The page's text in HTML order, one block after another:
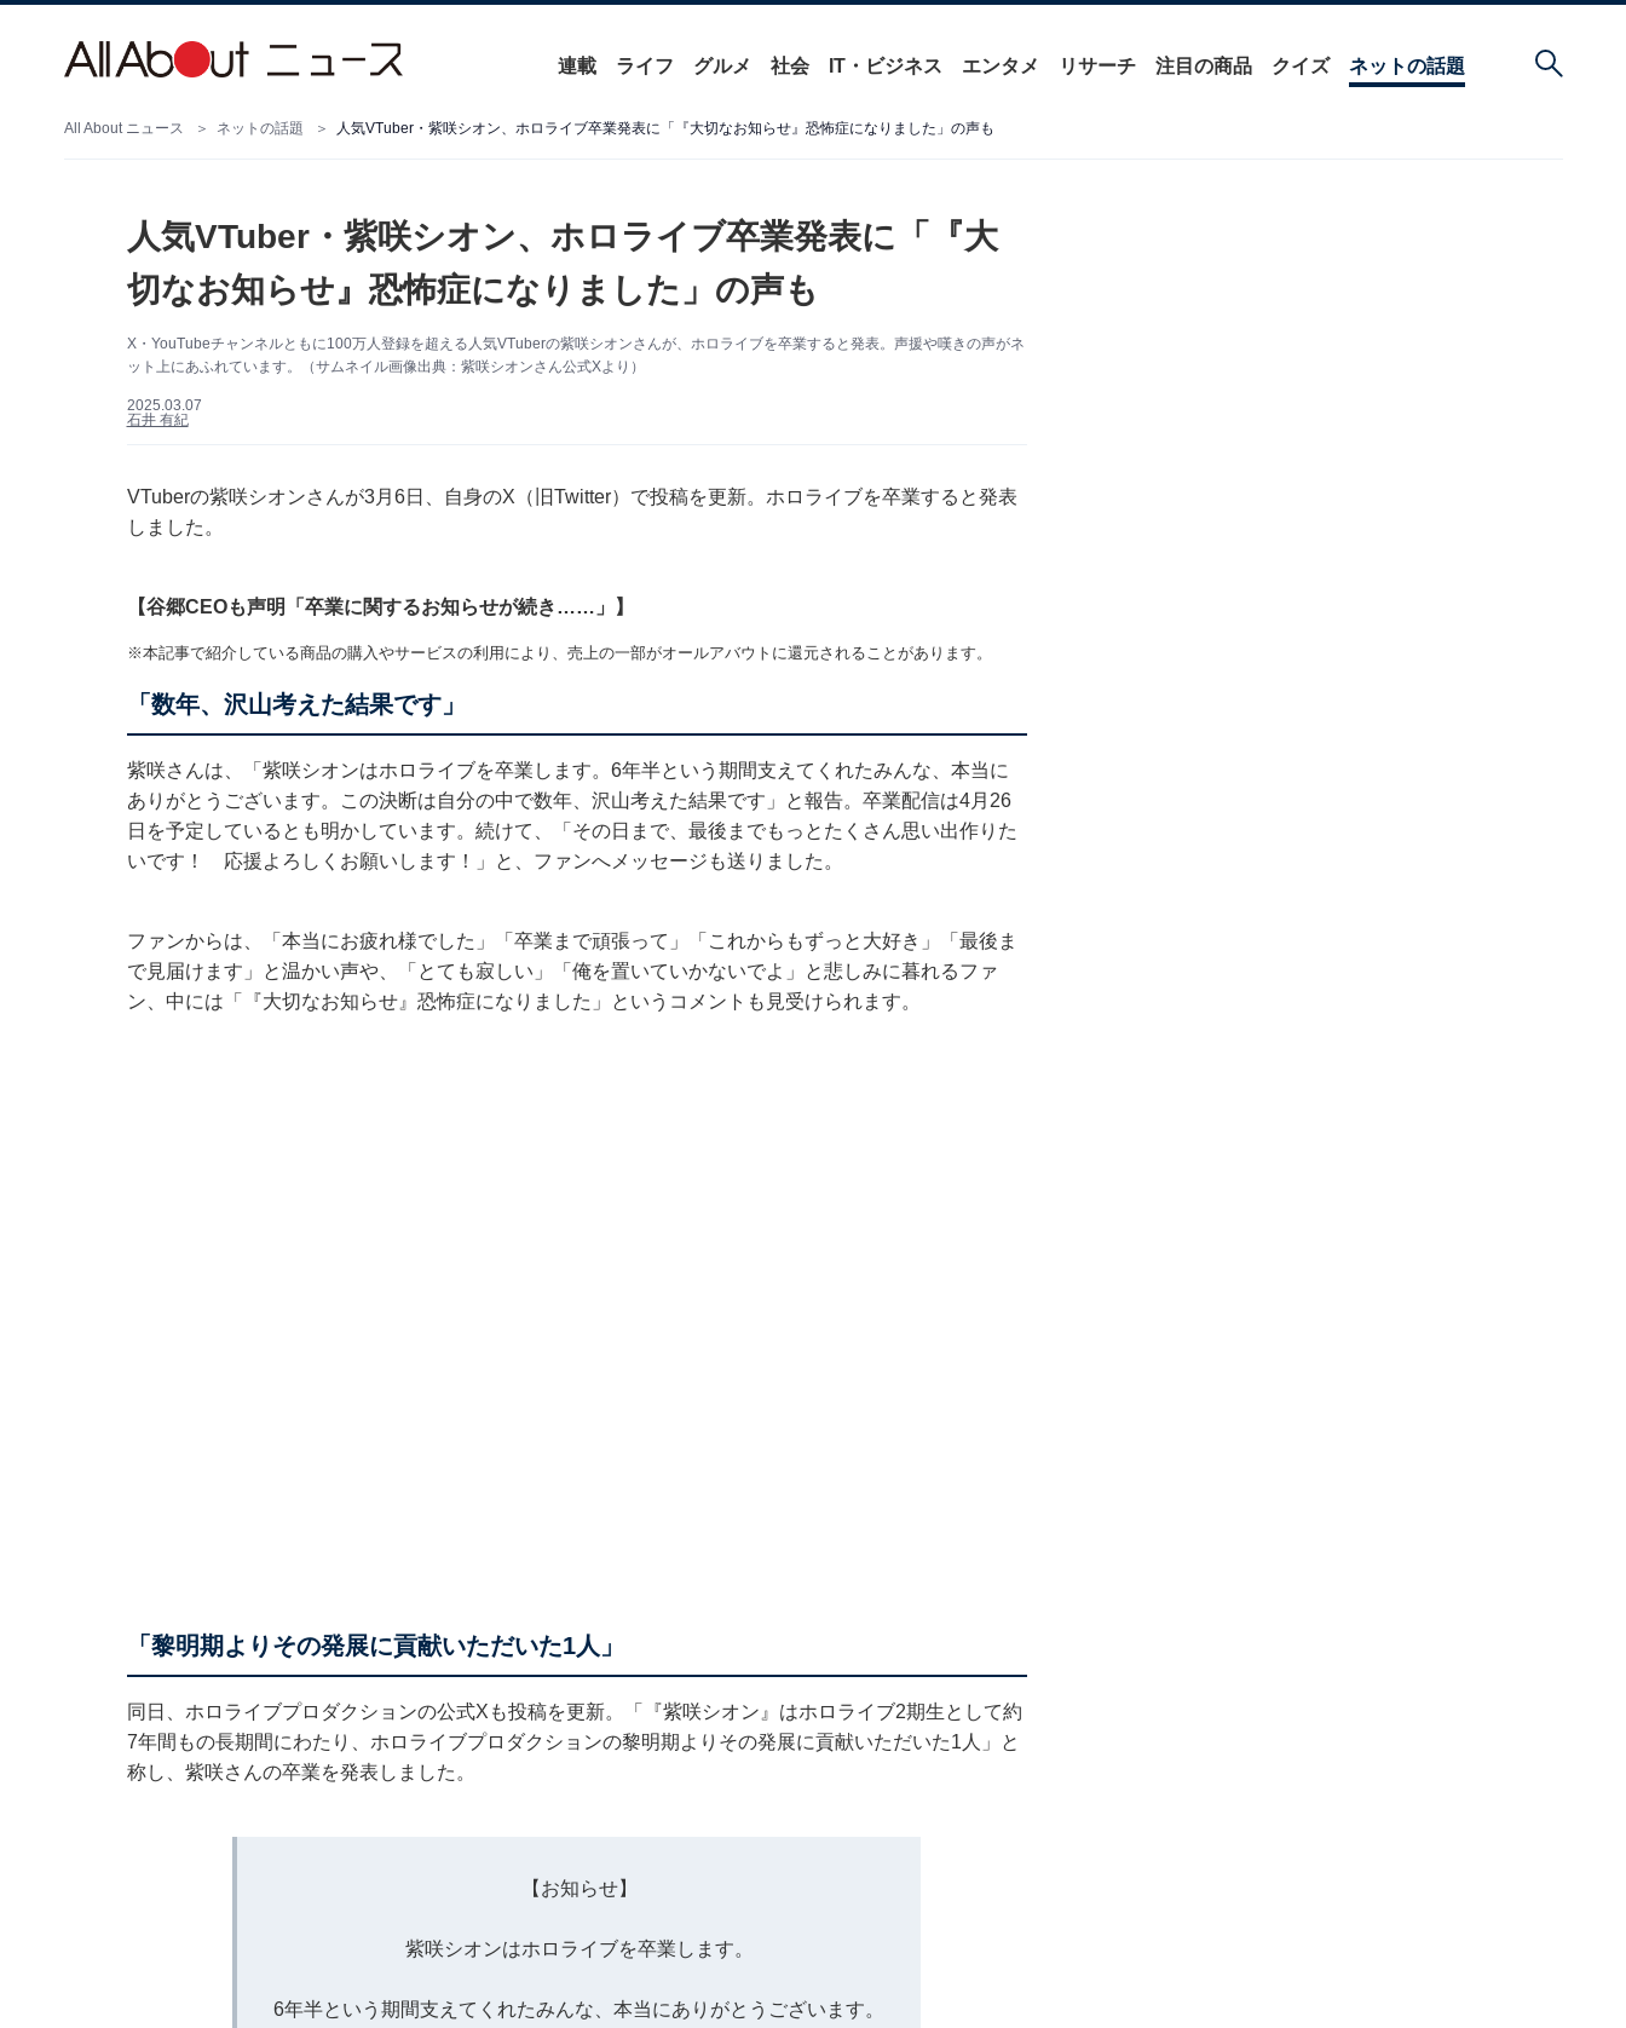
連載 ライフ グルメ 社会 IT・ビジネス エンタメ リサーチ 注目の商品 クイズ ネットの話題
All About ニュース ネットの話題 人気VTuber・紫咲シオン、ホロライブ卒業発表に「『大切なお知らせ』恐怖症になりました」の声も
人気VTuber・紫咲シオン、ホロライブ卒業発表に「『大
切なお知らせ』恐怖症になりました」の声も
X・YouTubeチャンネルともに100万人登録を超える人気VTuberの紫咲シオンさんが、ホロライブを卒業すると発表。声援や嘆きの声がネ
ット上にあふれています。（サムネイル画像出典：紫咲シオンさん公式Xより）
2025.03.07
石井 有紀
VTuberの紫咲シオンさんが3月6日、自身のX（旧Twitter）で投稿を更新。ホロライブを卒業すると発表
しました。
【谷郷CEOも声明「卒業に関するお知らせが続き……」】
※本記事で紹介している商品の購入やサービスの利用により、売上の一部がオールアバウトに還元されることがあります。
「数年、沢山考えた結果です」
紫咲さんは、「紫咲シオンはホロライブを卒業します。6年半という期間支えてくれたみんな、本当に
ありがとうございます。この決断は自分の中で数年、沢山考えた結果です」と報告。卒業配信は4月26
日を予定しているとも明かしています。続けて、「その日まで、最後までもっとたくさん思い出作りた
いです！ 応援よろしくお願いします！」と、ファンへメッセージも送りました。
ファンからは、「本当にお疲れ様でした」「卒業まで頑張って」「これからもずっと大好き」「最後ま
で見届けます」と温かい声や、「とても寂しい」「俺を置いていかないでよ」と悲しみに暮れるファ
ン、中には「『大切なお知らせ』恐怖症になりました」というコメントも見受けられます。
「黎明期よりその発展に貢献いただいた1人」
同日、ホロライブプロダクションの公式Xも投稿を更新。「『紫咲シオン』はホロライブ2期生として約
7年間もの長期間にわたり、ホロライブプロダクションの黎明期よりその発展に貢献いただいた1人」と
称し、紫咲さんの卒業を発表しました。
【お知らせ】
紫咲シオンはホロライブを卒業します。
6年半という期間支えてくれたみんな、本当にありがとうございます。